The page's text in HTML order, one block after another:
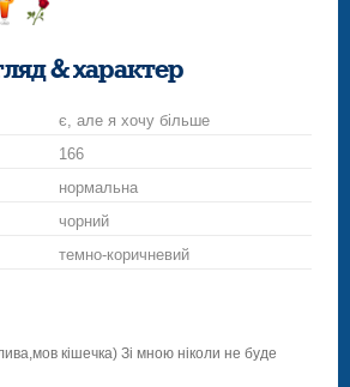
троянду
& характер
є, але я хочу більше
166
нормальна
чорний
темно-коричневий
кішечка) Зі мною ніколи не буде